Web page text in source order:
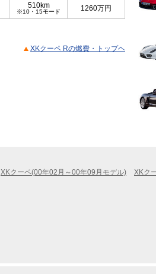
510km
※10・15モード 1260万円
XKクーペ Rの燃費・トップヘ
XKクーペ(00年02月～00年09月モデル)
XKク